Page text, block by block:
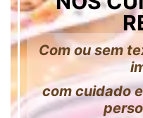
Com ou sem
com cuidado